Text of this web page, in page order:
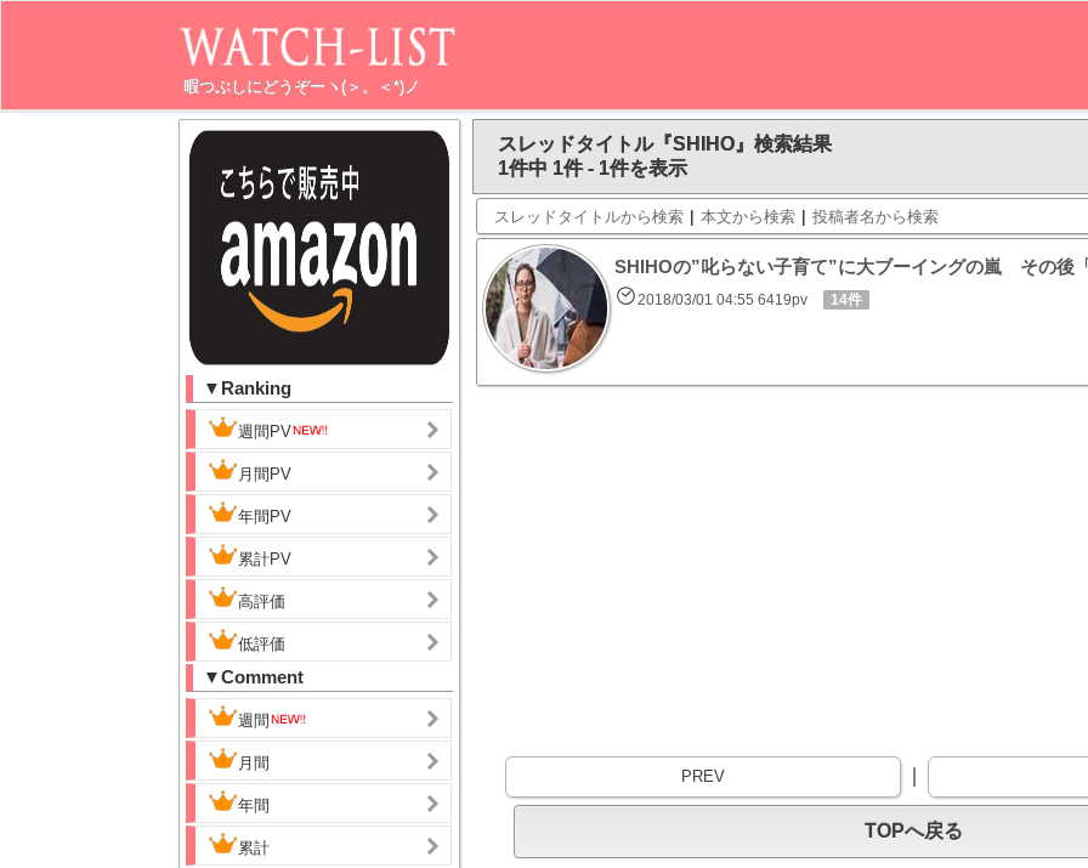
暇つぶしにどうぞーヽ(＞。＜*)ノ
▼Ranking
週間PV
月間PV
年間PV
累計PV
高評価
低評価
▼Comment
週間
月間
年間
累計
スレッドタイトル『SHIHO』検索結果
1件中 1件 - 1件を表示
スレッドタイトルから検索 | 本文から検索 | 投稿者名から検索
SHIHOの”叱らない子育て”に大ブーイングの嵐 その後
2018/03/01 04:55 6419pv 14件
PREV
TOPへ戻る